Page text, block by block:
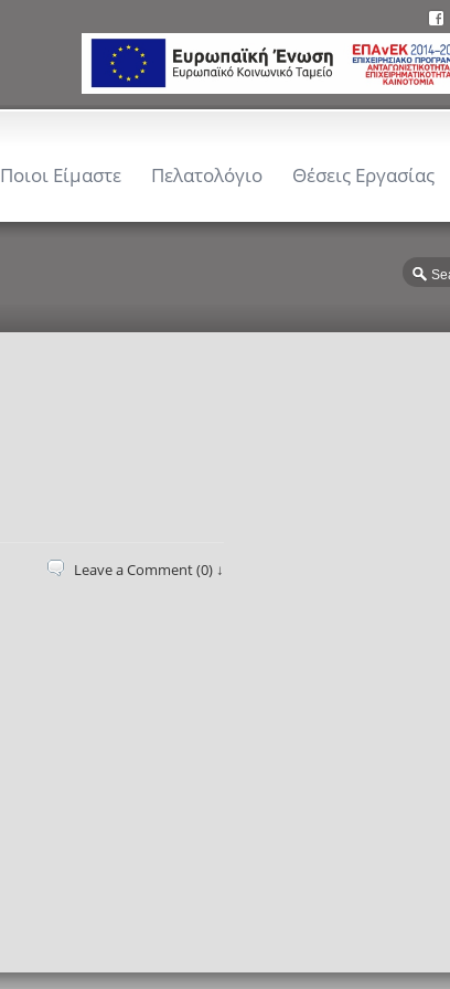
Ποιοι Είμαστε Πελατολόγιο Θέσεις Εργασίας
Leave a Comment (0) ↓